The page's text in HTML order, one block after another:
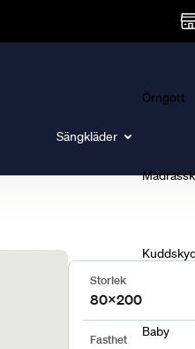
Sängkläder
Örngott
Baby
Storlek
80x200
Fasthet